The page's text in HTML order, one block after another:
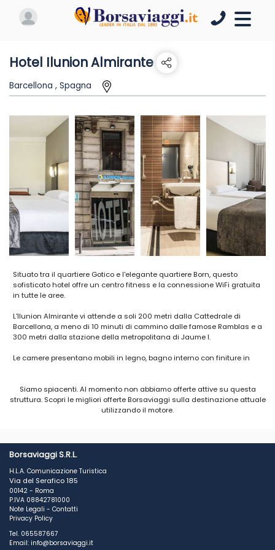
Hotel Ilunion Almirante
Barcellona , Spagna
Situato tra il quartiere Gotico e l'elegante quartiere Born, questo
sofisticato hotel offre un centro fitness e la connessione WiFi gratuita
in tutte le aree.
L'Ilunion Almirante vi attende a soli 200 metri dalla Cattedrale di
Barcellona, a meno di 10 minuti di cammino dalle famose Ramblas e a
300 metri dalla stazione della metropolitana di Jaume I.
Le camere presentano mobili in legno, bagno interno con finiture in
La struttura è ufficialmente adattata per accogliere ospiti con mobilità
ridotta e propone su richiesta sistemazioni con accesso disabili,
L'Ilunion Almirante vanta una raffinata sala colazioni, dove gusterete
la colazione a buffet, il servizio in camera entro determinate fasce
orarie e nel raggio di 100 metri troverete un parcheggio privato.
La proprietà è ufficialmente adattata ad accogliere ospiti con mobilità
ridotta.
Ciutat Vella (Città Vecchia) è un'ottima scelta per i viaggiatori
interessati ai centri storici, alle tapas e al cibo.
Siamo spiacenti. Al momento non abbiamo offerte attive su questa
struttura. Scopri le migliori offerte Borsaviaggi sulla destinazione attuale
utilizzando il motore.
Borsaviaggi S.R.L.
H.L.A. Comunicazione Turistica
Via del Serafico 185
00142 - Roma
P.IVA 08842781000
Note Legali - Contatti
Privacy Policy
Tel. 065587667
Email: info@borsaviaggi.it